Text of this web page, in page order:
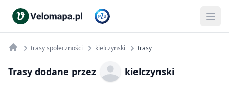
trasy społeczności kielczynski trasy
Trasy dodane przez kielczynski